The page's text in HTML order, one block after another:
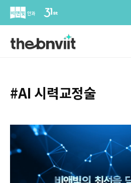
Skip
#AI 시력교정술